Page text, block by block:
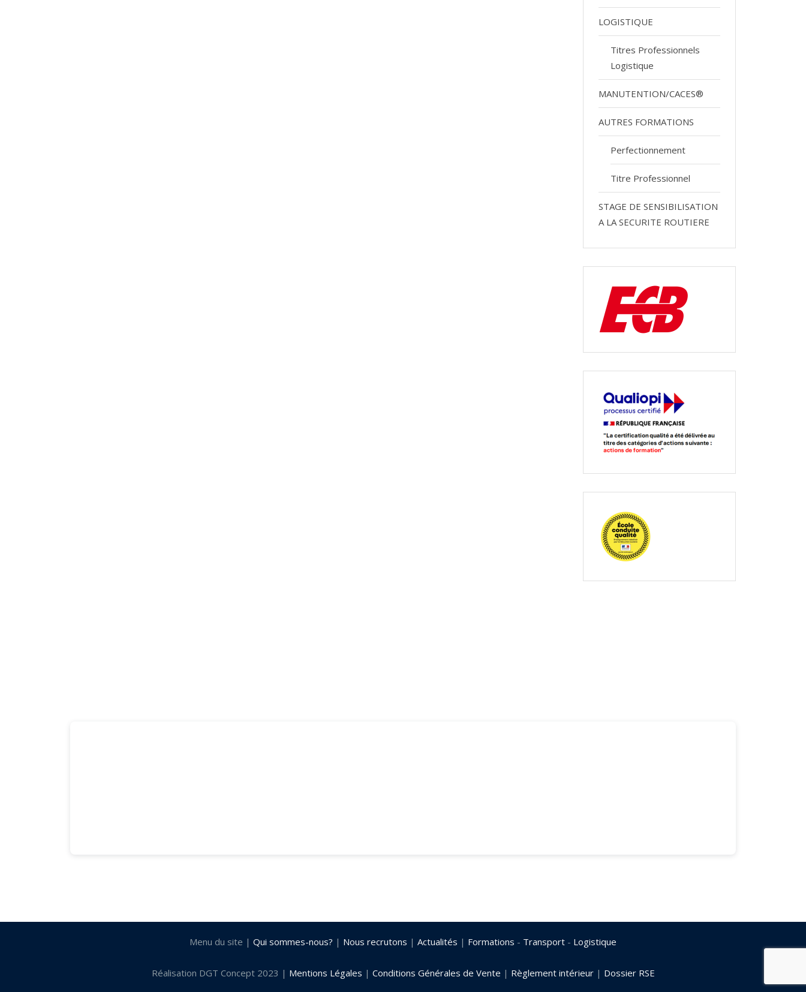
LOGISTIQUE
Titres Professionnels
Logistique
MANUTENTION/CACES®
AUTRES FORMATIONS
Perfectionnement
Titre Professionnel
STAGE DE SENSIBILISATION
A LA SECURITE ROUTIERE
Menu du site | Qui sommes-nous? | Nous recrutons | Actualités | Formations - Transport - Logistique
Réalisation DGT Concept 2023 | Mentions Légales | Conditions Générales de Vente | Règlement intérieur| Dossier RSE